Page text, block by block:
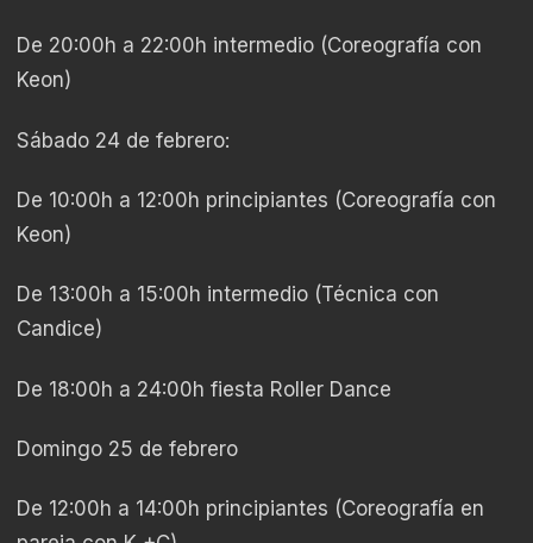
De 20:00h a 22:00h intermedio (Coreografía con
Keon)
Sábado 24 de febrero:
De 10:00h a 12:00h principiantes (Coreografía con
Keon)
De 13:00h a 15:00h intermedio (Técnica con
Candice)
De 18:00h a 24:00h fiesta Roller Dance
Domingo 25 de febrero
De 12:00h a 14:00h principiantes (Coreografía en